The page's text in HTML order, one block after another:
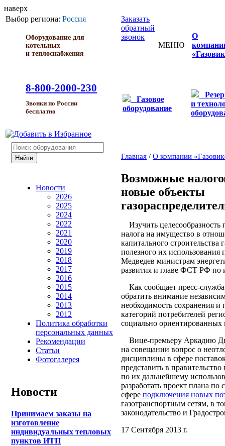
наверх
Выбор региона: Россия
Оборудование для
котельных
и теплоснабжения
8-800-2000-230
Звонки по России
бесплатно
Заказать
обратный
звонок
МЕНЮ
О
Газовое
оборудование
и
Новости
2026
2025
2024
2022
2021
2020
2019
2018
2017
2016
2015
2014
2013
2012
Политика обработки
персональных данных
Рекомендации
Статьи
Фотогалерея
Новости
Принимаем заказы на
изготовление
индивидуальных тепловых
пунктов ИТП
Главная / О компании
Возможные
новые объекты
Изучить целесообразность
налога на имущество в
капитального строительства
полезного их
Медведев министрам
развития и главе ФСТ РФ по
Как сообщает пресс-
обратить внимание
необходимость сохранения
категорий потребителей
социально ориентированных
Вице-премьеру Аркадию
на совещании вопрос о
дисциплины в сфере
представить в
по их дальнейшему
разработать проект плана
сфере подключения новых
газотранспортным сетям, в
законодательство и
17 Сентября 2013 г.